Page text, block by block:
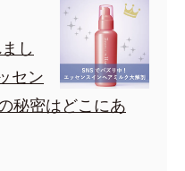
し
セン
秘密はどこにあ